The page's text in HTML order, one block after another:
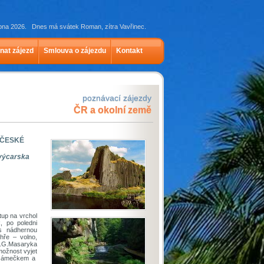
2026. Dnes má svátek Roman, zítra Vavřinec.
zájezd Smlouva o zájezdu Kontakt
poznávací zájezdy
ČR a okolní země
na vrchol
po poledni
nádhernou
– volno,
vyjet
a